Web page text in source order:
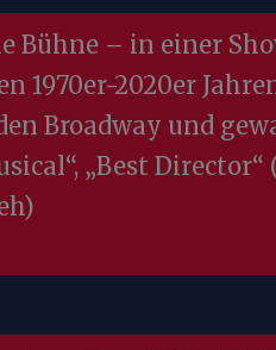
Bühne – in einer
1970er-2020er
Broadway und
„Best Director“